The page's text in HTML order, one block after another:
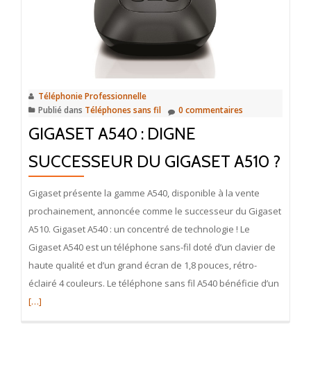
Téléphonie Professionnelle
Publié dans Téléphones sans fil 0 commentaires
GIGASET A540 : DIGNE
SUCCESSEUR DU GIGASET A510 ?
Gigaset présente la gamme A540, disponible à la vente
prochainement, annoncée comme le successeur du Gigaset
A510. Gigaset A540 : un concentré de technologie ! Le
Gigaset A540 est un téléphone sans-fil doté d’un clavier de
haute qualité et d’un grand écran de 1,8 pouces, rétro-
éclairé 4 couleurs. Le téléphone sans fil A540 bénéficie d’un
[…]